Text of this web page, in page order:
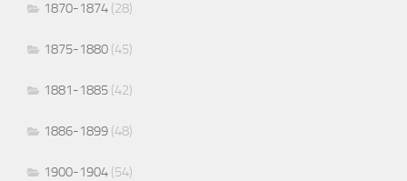
1870-1874 (28)
1875-1880 (45)
1881-1885 (42)
1886-1899 (48)
1900-1904 (54)